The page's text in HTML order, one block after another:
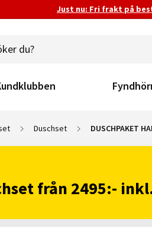
Just nu: Fri frakt på
Duschset DUSCHPAKET
från 2495:-